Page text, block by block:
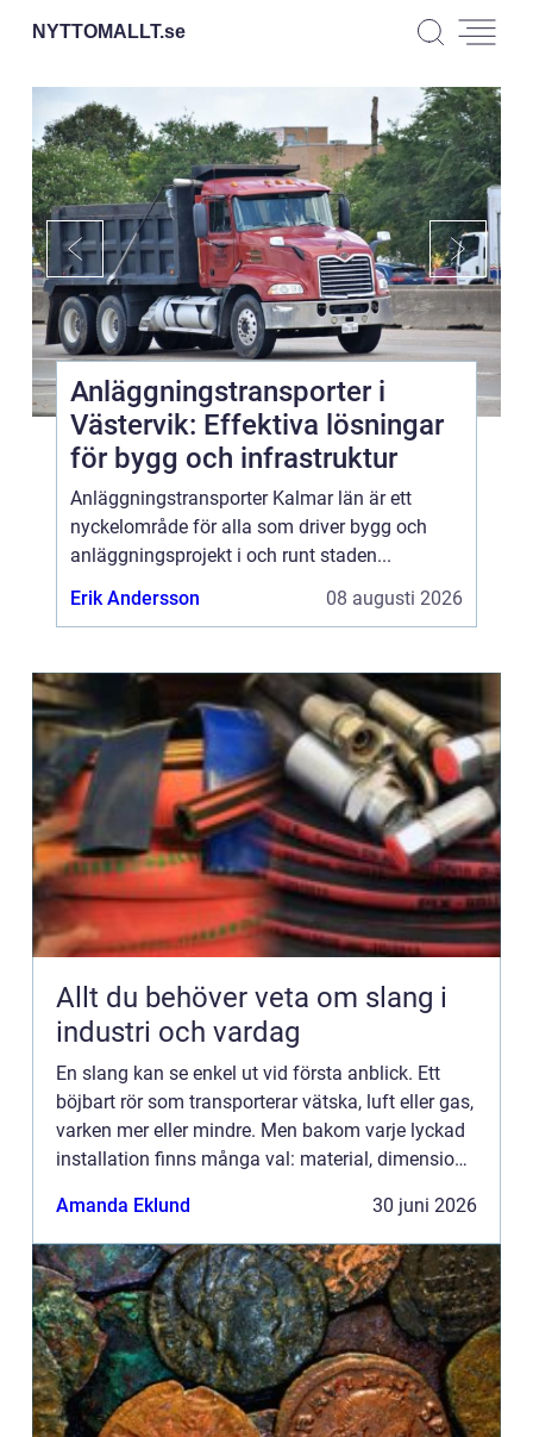
NYTTOMALLT.se
Anläggningstransporter i
Västervik: Effektiva lösningar
för bygg och infrastruktur
Anläggningstransporter Kalmar län är ett
nyckelområde för alla som driver bygg och
anläggningsprojekt i och runt staden...
Erik Andersson
08 augusti 2026
Allt du behöver veta om slang i
industri och vardag
En slang kan se enkel ut vid första anblick. Ett
böjbart rör som transporterar vätska, luft eller gas,
varken mer eller mindre. Men bakom varje lyckad
installation finns många val: material, dimension,
Amanda Eklund 30 juni 2026